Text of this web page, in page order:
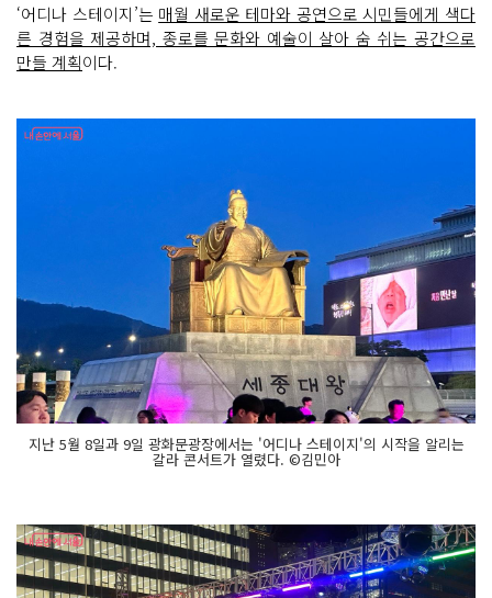
‘어디나 스테이지’는 매월 새로운 테마와 공연으로 시민들에게 색다
른 경험을 제공하며, 종로를 문화와 예술이 살아 숨 쉬는 공간으로
만들 계획이다.
지난 5월 8일과 9일 광화문광장에서는 '어디나 스테이지'의 시작을 알리는
갈라 콘서트가 열렸다. ©김민아